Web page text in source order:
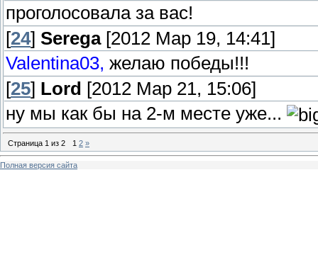
проголосовала за вас!
[24] Serega[2012 Мар 19, 14:41]
Valentina03, желаю победы!!!
[25] Lord [2012 Мар 21, 15:06]
ну мы как бы на 2-м месте уже...
Страница 1 из 2 1 2 »
Полная версия сайта